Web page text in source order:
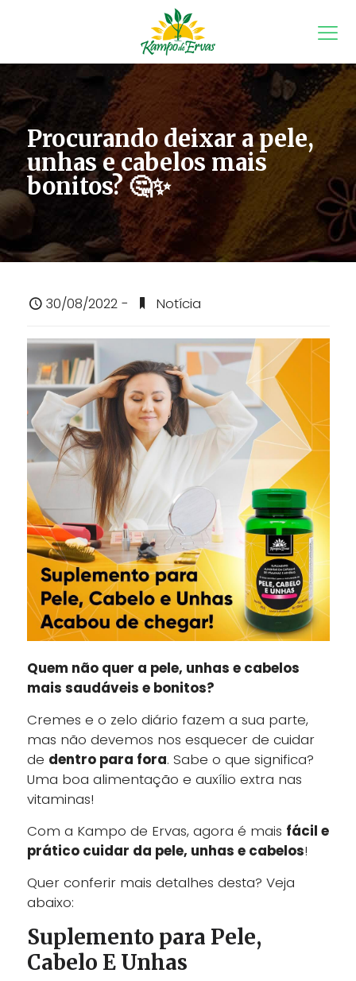
Procurando deixar a pele,
unhas e cabelos mais
bonitos? 🤔✨
30/08/2022 - Notícia
Quem não quer a pele, unhas e cabelos
mais saudáveis e bonitos?
Cremes e o zelo diário fazem a sua parte,
mas não devemos nos esquecer de cuidar
de dentro para fora. Sabe o que significa?
Uma boa alimentação e auxílio extra nas
vitaminas!
Com a Kampo de Ervas, agora é mais fácil e
prático cuidar da pele, unhas e cabelos!
Quer conferir mais detalhes desta? Veja
abaixo:
Suplemento para Pele,
Cabelo E Unhas